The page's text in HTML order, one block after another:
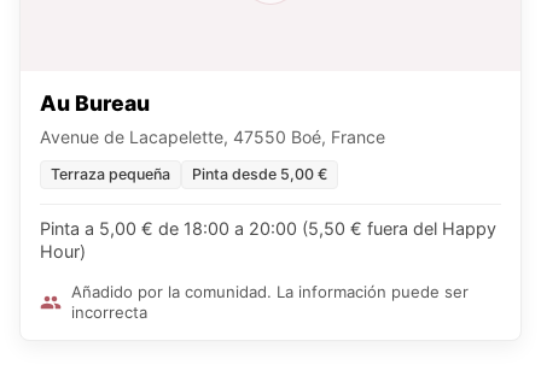
Au Bureau
Avenue de Lacapelette, 47550 Boé, France
Terraza pequeña Pinta desde 5,00 €
Pinta a 5,00 € de 18:00 a 20:00 (5,50 € fuera del Happy
Hour)
Añadido por la comunidad. La información puede ser
incorrecta